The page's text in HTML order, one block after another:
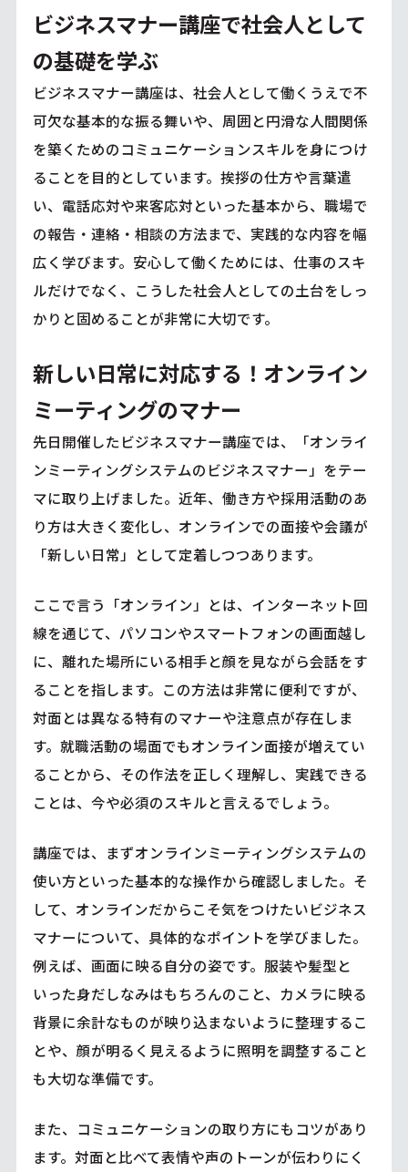
ビジネスマナー講座で社会人として
の基礎を学ぶ
ビジネスマナー講座は、社会人として働くうえで不
可欠な基本的な振る舞いや、周囲と円滑な人間関係
を築くためのコミュニケーションスキルを身につけ
ることを目的としています。挨拶の仕方や言葉遣
い、電話応対や来客応対といった基本から、職場で
の報告・連絡・相談の方法まで、実践的な内容を幅
広く学びます。安心して働くためには、仕事のスキ
ルだけでなく、こうした社会人としての土台をしっ
かりと固めることが非常に大切です。
新しい日常に対応する！オンライン
ミーティングのマナー
先日開催したビジネスマナー講座では、「オンライ
ンミーティングシステムのビジネスマナー」をテー
マに取り上げました。近年、働き方や採用活動のあ
り方は大きく変化し、オンラインでの面接や会議が
「新しい日常」として定着しつつあります。
ここで言う「オンライン」とは、インターネット回
線を通じて、パソコンやスマートフォンの画面越し
に、離れた場所にいる相手と顔を見ながら会話をす
ることを指します。この方法は非常に便利ですが、
対面とは異なる特有のマナーや注意点が存在しま
す。就職活動の場面でもオンライン面接が増えてい
ることから、その作法を正しく理解し、実践できる
ことは、今や必須のスキルと言えるでしょう。
講座では、まずオンラインミーティングシステムの
使い方といった基本的な操作から確認しました。そ
して、オンラインだからこそ気をつけたいビジネス
マナーについて、具体的なポイントを学びました。
例えば、画面に映る自分の姿です。服装や髪型と
いった身だしなみはもちろんのこと、カメラに映る
背景に余計なものが映り込まないように整理するこ
とや、顔が明るく見えるように照明を調整すること
も大切な準備です。
また、コミュニケーションの取り方にもコツがあり
ます。対面と比べて表情や声のトーンが伝わりにく